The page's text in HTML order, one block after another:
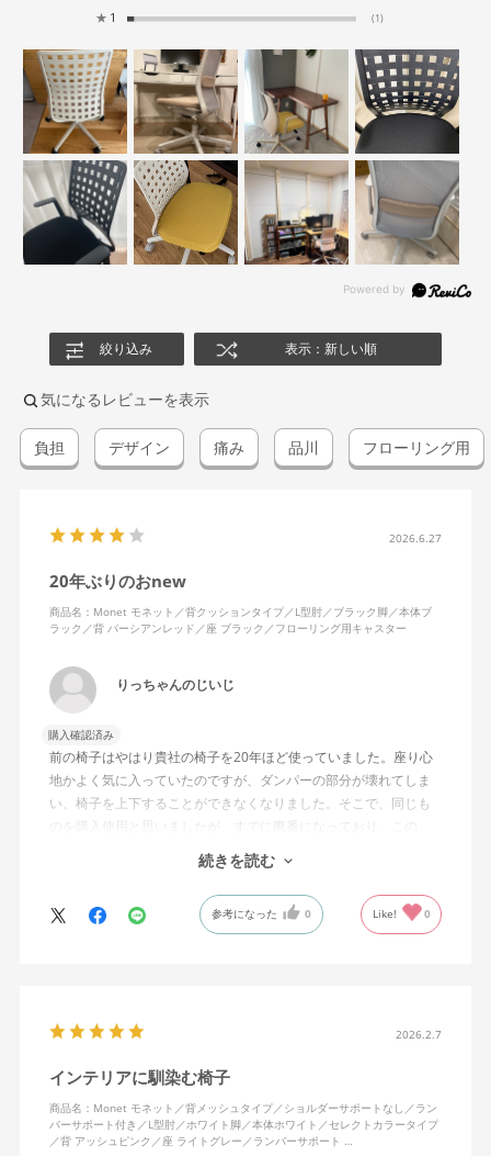
★ 1 (1)
絞り込み 表示：新しい順
気になるレビューを表示
負担 デザイン 痛み 品川 フローリング用
2026.6.27
20年ぶりのおnew
商品名：Monet モネット／背クッションタイプ／L型肘／ブラック脚／本体ブ
ラック／背 パーシアンレッド／座 ブラック／フローリング用キャスター
りっちゃんのじいじ
購入確認済み
前の椅子はやはり貴社の椅子を20年ほど使っていました。座り心
地かよく気に入っていたのですが、ダンパーの部分が壊れてしま
い、椅子を上下することができなくなりました。そこで、同じも
のを購入使用と思いましたが、すでに廃番になっており、この
MonEtを購入しました。やや固めの椅子ですが、使っているうち
になじんでくるのではと思っています。フローリング床で使って
いますが、ややキャスターがよく動きすぎるのが難点でしょう
か。
続きを読む
参考になった 0 Like! 0
2026.2.7
インテリアに馴染む椅子
商品名：Monet モネット／背メッシュタイプ／ショルダーサポートなし／ラン
バーサポート付き／L型肘／ホワイト脚／本体ホワイト／セレクトカラータイプ
／背 アッシュピンク／座 ライトグレー／ランバーサポート …